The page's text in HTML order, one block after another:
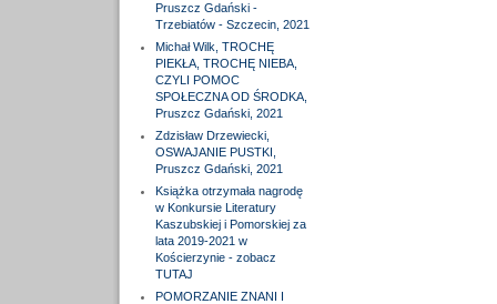
Pruszcz Gdański -
Trzebiatów - Szczecin, 2021
Michał Wilk, TROCHĘ
PIEKŁA, TROCHĘ NIEBA,
CZYLI POMOC
SPOŁECZNA OD ŚRODKA,
Pruszcz Gdański, 2021
Zdzisław Drzewiecki,
OSWAJANIE PUSTKI,
Pruszcz Gdański, 2021
Książka otrzymała nagrodę
w Konkursie Literatury
Kaszubskiej i Pomorskiej za
lata 2019-2021 w
Kościerzynie - zobacz
TUTAJ
POMORZANIE ZNANI I